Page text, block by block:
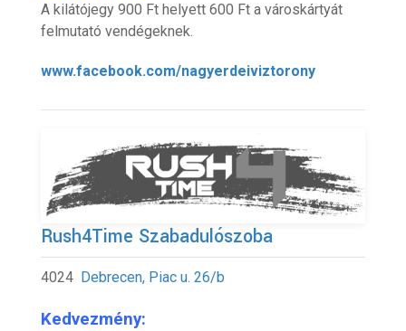
A kilátójegy 900 Ft helyett 600 Ft a városkártyát
felmutató vendégeknek.
www.facebook.com/nagyerdeiviztorony
Rush4Time Szabadulószoba
4024 Debrecen, Piac u. 26/b
Kedvezmény: